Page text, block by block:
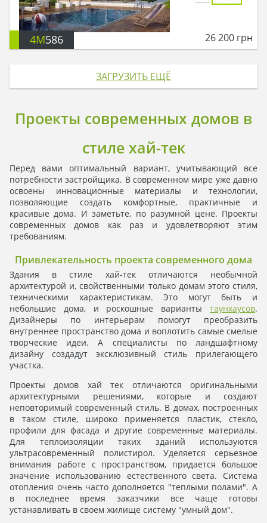
4M586 26 200 грн
ЗАГРУЗИТЬ ЕЩЁ
Проекты современных домов в
стиле хай-тек
Перед вами оптимальный вариант, учитывающий все
потребности застройщика. В современном мире уже давно
освоены инновационные материалы и технологии,
позволяющие создать комфортные, практичные и
красивые дома. И заметьте, по разумной цене. Проекты
современных домов как раз и удовлетворяют этим
требованиям.
Привлекательность проекта современного дома
Здания в стиле хай-тек отличаются необычной
архитектурой и, свойственными только домам этого стиля,
техническими характеристикам. Это могут быть и
небольшие дома, и роскошные варианты таунхаусов.
Дизайнеры по интерьерам помогут преобразить
внутреннее пространство дома и воплотить самые смелые
творческие идеи. А специалисты по ландшафтному
дизайну создадут эксклюзивный стиль прилегающего
участка.
Проекты домов хай тек отличаются оригинальными
архитектурными решениями, которые и создают
неповторимый современный стиль. В домах, построенных
в таком стиле, широко применяется пластик, стекло,
профили для фасада и другие современные материалы.
Для теплоизоляции таких зданий используются
ультрасовременный полистирол. Уделяется серьезное
внимания работе с пространством, придается большое
значение использованию естественного света. Система
отопления очень часто дополняется "теплыми полами". А
в последнее время заказчики все чаще готовы
устанавливать в своем жилище систему "умный дом".